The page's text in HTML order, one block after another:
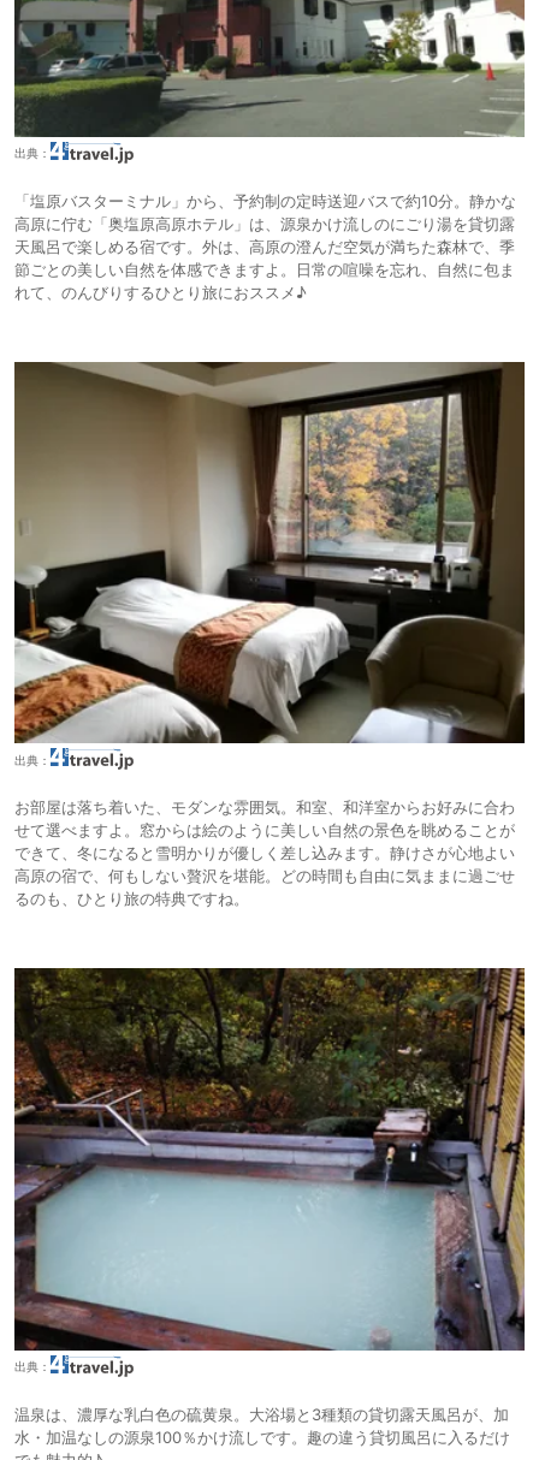
出典：
「塩原バスターミナル」から、予約制の定時送迎バスで約10分。静かな
高原に佇む「奥塩原高原ホテル」は、源泉かけ流しのにごり湯を貸切露
天風呂で楽しめる宿です。外は、高原の澄んだ空気が満ちた森林で、季
節ごとの美しい自然を体感できますよ。日常の喧噪を忘れ、自然に包ま
れて、のんびりするひとり旅におススメ♪
出典：
お部屋は落ち着いた、モダンな雰囲気。和室、和洋室からお好みに合わ
せて選べますよ。窓からは絵のように美しい自然の景色を眺めることが
できて、冬になると雪明かりが優しく差し込みます。静けさが心地よい
高原の宿で、何もしない贅沢を堪能。どの時間も自由に気ままに過ごせ
るのも、ひとり旅の特典ですね。
出典：
温泉は、濃厚な乳白色の硫黄泉。大浴場と3種類の貸切露天風呂が、加
水・加温なしの源泉100％かけ流しです。趣の違う貸切風呂に入るだけ